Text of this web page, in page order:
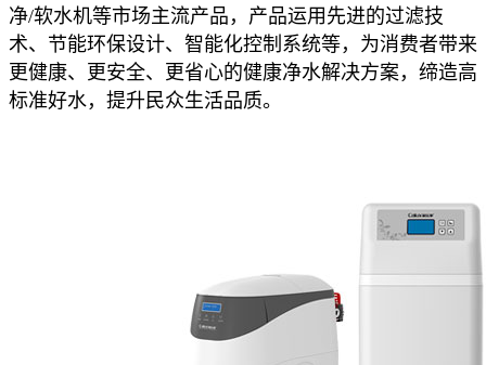
净/软水机等市场主流产品，产品运用先进的过滤技
术、节能环保设计、智能化控制系统等，为消费者带来
更健康、更安全、更省心的健康净水解决方案，缔造高
标准好水，提升民众生活品质。